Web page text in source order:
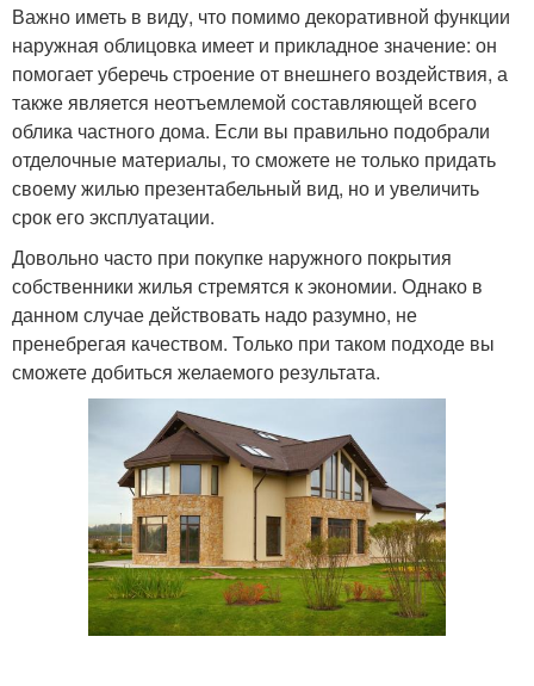
Важно иметь в виду, что помимо декоративной функции
наружная облицовка имеет и прикладное значение: он
помогает уберечь строение от внешнего воздействия, а
также является неотъемлемой составляющей всего
облика частного дома. Если вы правильно подобрали
отделочные материалы, то сможете не только придать
своему жилью презентабельный вид, но и увеличить
срок его эксплуатации.
Довольно часто при покупке наружного покрытия
собственники жилья стремятся к экономии. Однако в
данном случае действовать надо разумно, не
пренебрегая качеством. Только при таком подходе вы
сможете добиться желаемого результата.